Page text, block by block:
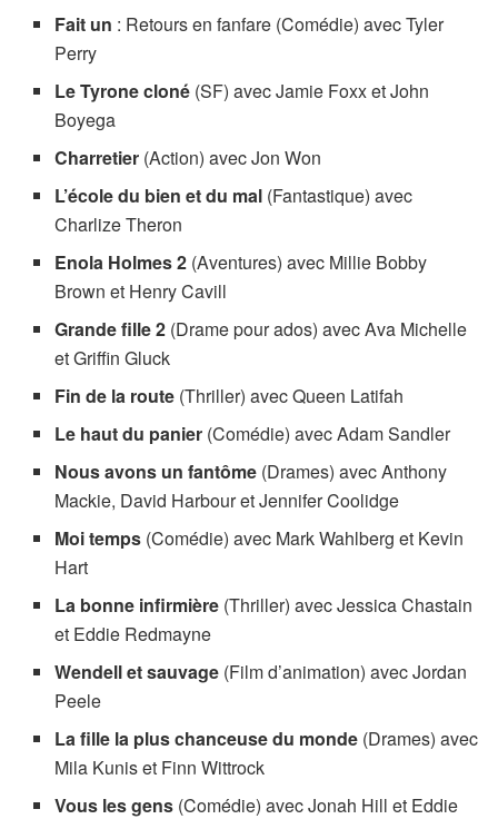
Fait un : Retours en fanfare (Comédie) avec Tyler
Perry
Le Tyrone cloné (SF) avec Jamie Foxx et John
Boyega
Charretier (Action) avec Jon Won
L’école du bien et du mal (Fantastique) avec
Charlize Theron
Enola Holmes 2 (Aventures) avec Millie Bobby
Brown et Henry Cavill
Grande fille 2 (Drame pour ados) avec Ava Michelle
et Griffin Gluck
Fin de la route (Thriller) avec Queen Latifah
Le haut du panier (Comédie) avec Adam Sandler
Nous avons un fantôme (Drames) avec Anthony
Mackie, David Harbour et Jennifer Coolidge
Moi temps (Comédie) avec Mark Wahlberg et Kevin
Hart
La bonne infirmière (Thriller) avec Jessica Chastain
et Eddie Redmayne
Wendell et sauvage (Film d’animation) avec Jordan
Peele
La fille la plus chanceuse du monde (Drames) avec
Mila Kunis et Finn Wittrock
Vous les gens (Comédie) avec Jonah Hill et Eddie